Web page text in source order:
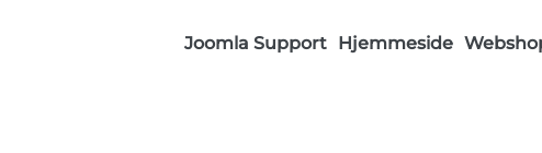
Joomla Support Hjemmeside